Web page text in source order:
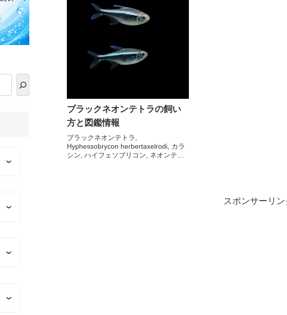
ブラックネオンテトラの飼い
方と図鑑情報
ブラックネオンテトラ,
Hyphessobrycon herbertaxelrodi, カラ
シン, ハイフェソブリコン, ネオンテト
スポンサーリン